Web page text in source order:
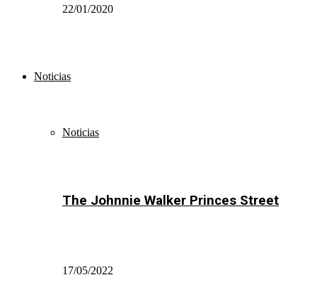
22/01/2020
Noticias
Noticias
The Johnnie Walker Princes Street
17/05/2022